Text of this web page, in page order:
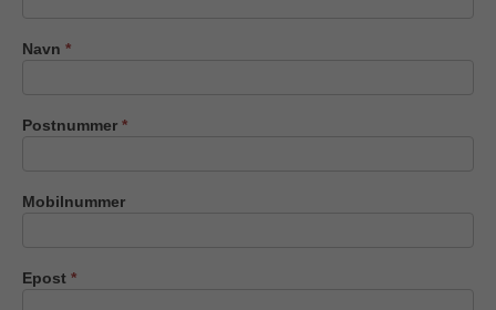
Navn *
Postnummer *
Mobilnummer
Epost *